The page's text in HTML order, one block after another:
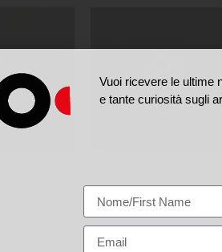
Vuoi ricevere le ultime
e tante curiosità sugli